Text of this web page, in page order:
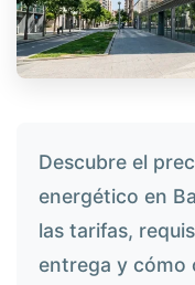
Descubre el
energético en
las tarifas,
entrega y cómo